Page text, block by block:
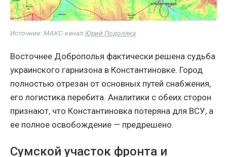
Источник: МАКС-канал Юрий Подоляка
Восточнее Доброполья фактически решена судьба
украинского гарнизона в Константиновке. Город
полностью отрезан от основных путей снабжения,
его логистика перебита. Аналитики с обеих сторон
признают, что Константиновка потеряна для ВСУ, а
ее полное освобождение — предрешено.
Сумской участок фронта и